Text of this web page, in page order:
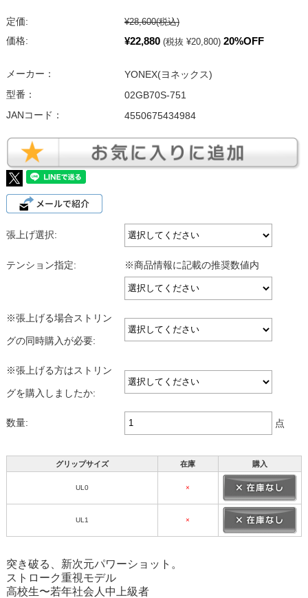
定価: ¥28,600(税込)
価格:
¥22,880 (税抜 ¥20,800) 20%OFF
メーカー：
YONEX(ヨネックス)
型番：
02GB70S-751
JANコード：
4550675434984
張上げ選択:
テンション指定: ※商品情報に記載の推奨数値内
※張上げる場合ストリン
グの同時購入が必要:
※張上げる方はストリン
グを購入しましたか:
数量: 点
グリップサイズ 在庫 購入
UL0 ×
UL1 ×
突き破る、新次元パワーショット。
ストローク重視モデル
高校生〜若年社会人中上級者